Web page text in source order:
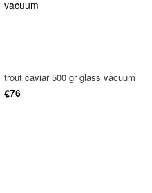
trout caviar 500 gr glass vacuum
€76